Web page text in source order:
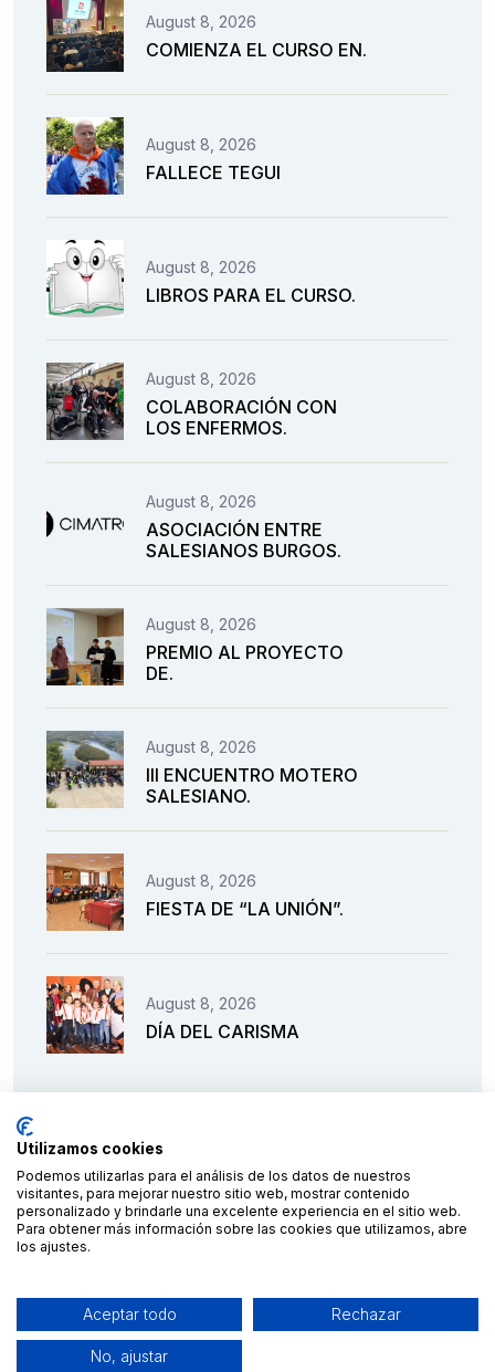
August 8, 2026
COMIENZA EL CURSO EN.
August 8, 2026
FALLECE TEGUI
August 8, 2026
LIBROS PARA EL CURSO.
August 8, 2026
COLABORACIÓN CON
LOS ENFERMOS.
August 8, 2026
ASOCIACIÓN ENTRE
SALESIANOS BURGOS.
August 8, 2026
PREMIO AL PROYECTO
DE.
August 8, 2026
III ENCUENTRO MOTERO
SALESIANO.
August 8, 2026
FIESTA DE “LA UNIÓN”.
August 8, 2026
DÍA DEL CARISMA
Utilizamos cookies
Podemos utilizarlas para el análisis de los datos de nuestros
visitantes, para mejorar nuestro sitio web, mostrar contenido
personalizado y brindarle una excelente experiencia en el sitio web.
Para obtener más información sobre las cookies que utilizamos, abre
los ajustes.
Aceptar todo Rechazar
No, ajustar